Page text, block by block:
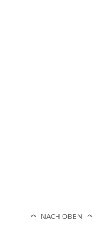
NACH OBEN